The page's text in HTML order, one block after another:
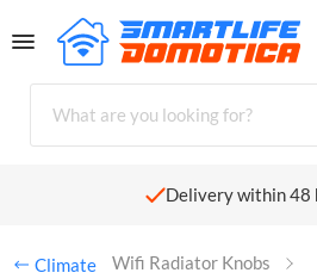
Shopping cart
There are no products in your
Delivery within 48
Climate Wifi Radiator Knobs